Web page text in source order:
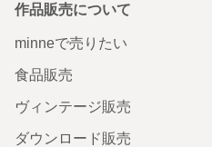
作品販売について
minneで売りたい
食品販売
ヴィンテージ販売
ダウンロード販売